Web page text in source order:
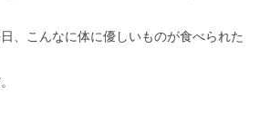
、こんなに体に優しいものが食べられた